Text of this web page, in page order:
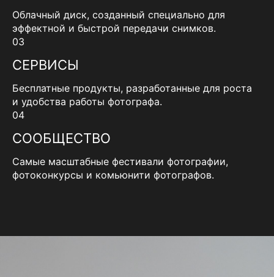
Облачный диск, созданный специально для
эффектной и быстрой передачи снимков.
03
СЕРВИСЫ
Бесплатные продукты, разработанные для роста
и удобства работы фотографа.
04
СООБЩЕСТВО
Самые масштабные фестивали фотографии,
фотоконкурсы и комьюнити фотографов.